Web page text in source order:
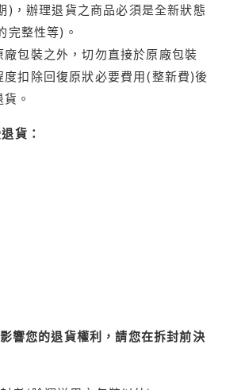
，辦理退貨之商品必須是全新狀態
完整性等)。
包裝之外，切勿直接於原廠包裝
扣除回復原狀必要費用(整新費)後
。
貨：
響您的退貨權利，請您在拆封前決